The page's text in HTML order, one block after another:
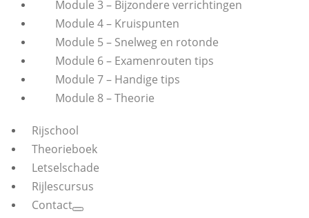
Module 3 – Bijzondere verrichtingen
Module 4 – Kruispunten
Module 5 – Snelweg en rotonde
Module 6 – Examenrouten tips
Module 7 – Handige tips
Module 8 – Theorie
Rijschool
Theorieboek
Letselschade
Rijlescursus
Contact